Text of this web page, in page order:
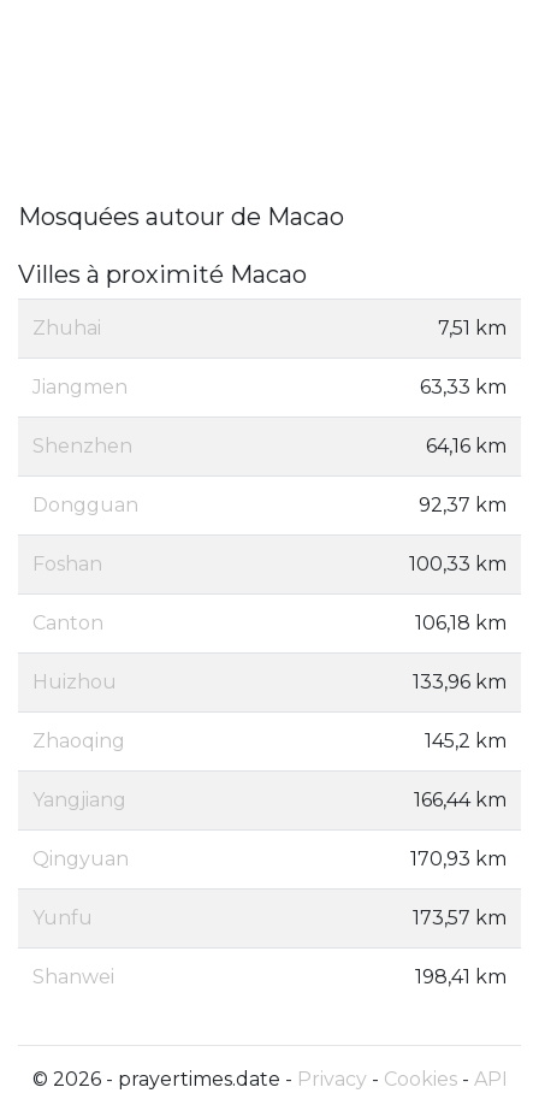
Mosquées autour de Macao
Villes à proximité Macao
Zhuhai 7,51 km
Jiangmen 63,33 km
Shenzhen 64,16 km
Dongguan 92,37 km
Foshan 100,33 km
Canton 106,18 km
Huizhou 133,96 km
Zhaoqing 145,2 km
Yangjiang 166,44 km
Qingyuan 170,93 km
Yunfu 173,57 km
Shanwei 198,41 km
© 2026 - prayertimes.date - Privacy- Cookies- API